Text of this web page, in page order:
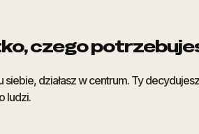
czego
siebie, działasz w centrum. Ty
ludzi.